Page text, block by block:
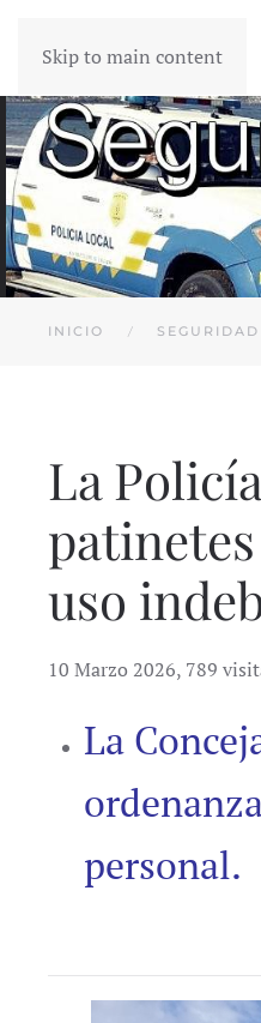
Skip to main content
INICIO
La
uso
10 Marzo 2026, 789
La
personal.